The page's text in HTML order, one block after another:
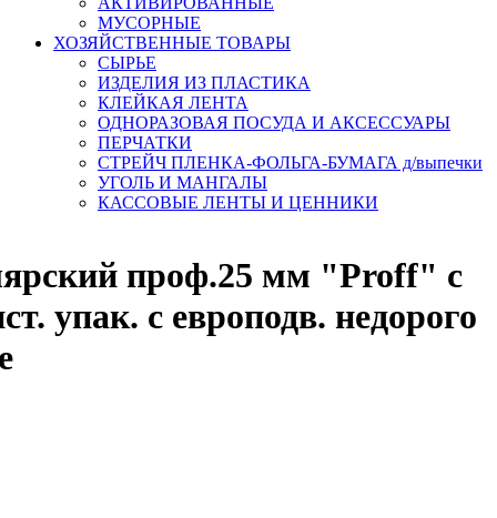
МУСОРНЫЕ
ХОЗЯЙСТВЕННЫЕ ТОВАРЫ
СЫРЬЕ
ИЗДЕЛИЯ ИЗ ПЛАСТИКА
КЛЕЙКАЯ ЛЕНТА
ОДНОРАЗОВАЯ ПОСУДА И АКСЕССУАРЫ
ПЕРЧАТКИ
СТРЕЙЧ ПЛЕНКА-ФОЛЬГА-БУМАГА д/выпечки
УГОЛЬ И МАНГАЛЫ
КАССОВЫЕ ЛЕНТЫ И ЦЕННИКИ
проф.25 мм "Proff" с
упак. с европодв. недорого